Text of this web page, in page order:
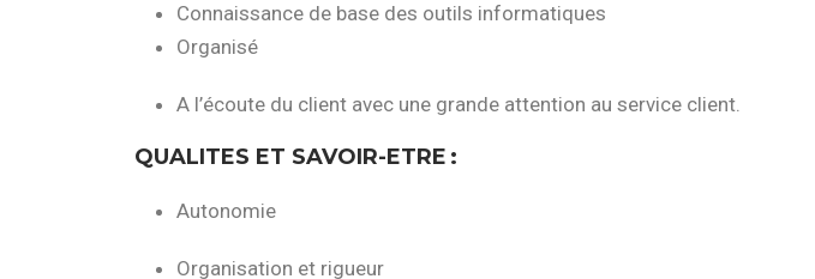
Connaissance de base des outils informatiques
Organisé
A l’écoute du client avec une grande attention au service client.
QUALITES ET SAVOIR-ETRE :
Autonomie
Organisation et rigueur